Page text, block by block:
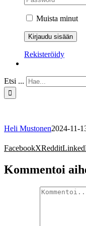
Muista minut
Rekisteröidy
Etsi ...
Heli Mustonen2024-11-
FacebookXReddit
Kommentoi